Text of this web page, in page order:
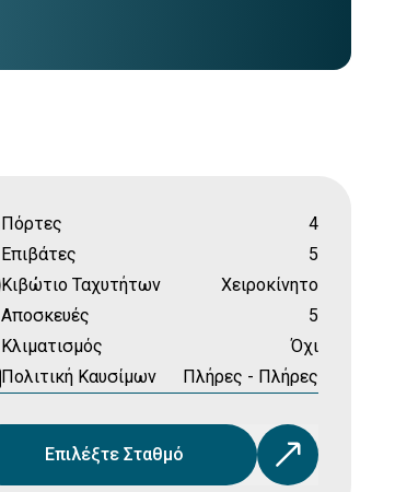
Πόρτες
4
Επιβάτες
5
Κιβώτιο Ταχυτήτων
Χειροκίνητο
Αποσκευές
5
Κλιματισμός
Όχι
Πολιτική Καυσίμων
Πλήρες - Πλήρες
Επιλέξτε Σταθμό